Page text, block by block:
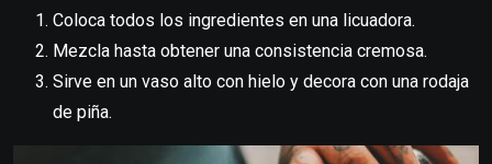
Coloca todos los ingredientes en una licuadora.
Mezcla hasta obtener una consistencia cremosa.
Sirve en un vaso alto con hielo y decora con una rodaja
de piña.